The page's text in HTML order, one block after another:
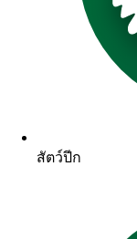
สัตว์ปีก